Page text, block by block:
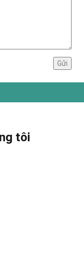
tôi